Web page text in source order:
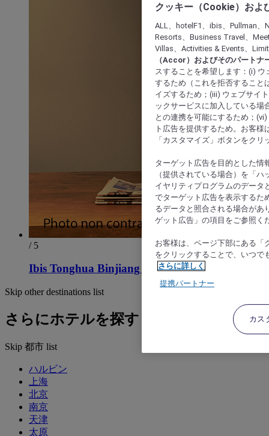
/ 5
Ibis Tonghua Binjiang West Road Hotel
Skip other destinations list
さらにホテルを探す
Skip 都市 list
ハルビン
上海
北京
南京
天津
太原
クッキー（Cookie）およ
ALL、hotelF1、ibis、Pullman
Resorts、Business Travel、
Villas、Activities & Events、
（Accor）およびそのパートナ
スすることを希望します：(i)
するため（これを拒否すること
イズするため；(iii) ウェブサイ
ックサービスに加入している場
との連携を可能にするため；
ト広告を提供するため。お客
「カスタマイズ」ボタンをク
ターゲット広告を目的とした情
（提供されている場合）を「
イヤリティプログラムのデータ
でターゲット広告を表示するた
るデータと照合される場合があ
ゲット広告」の項目をご参照く
お客様は、ページ下部にある「
をクリックすることで、いつで
さらに詳しく
提携パートナー
カス